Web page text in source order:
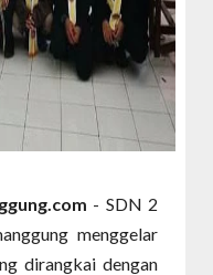
- SDN 2
menggelar
dirangkai dengan